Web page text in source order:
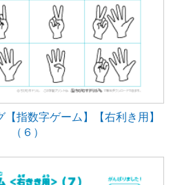
指数字ゲーム】【右利き用】
（６）